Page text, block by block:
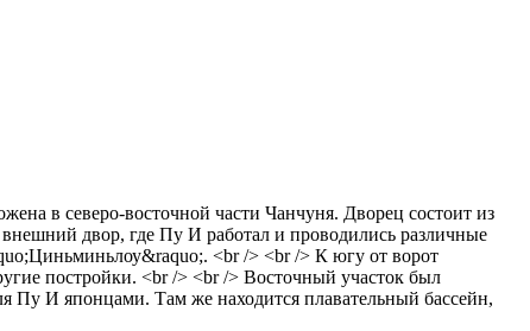
в северо-восточной части Чанчуня. Дворец состоит из
двор, где Пу И работал и проводились различные
<br /> <br /> К югу от ворот
постройки. <br /> <br /> Восточный участок был
Пу И японцами. Там же находится плавательный бассейн,